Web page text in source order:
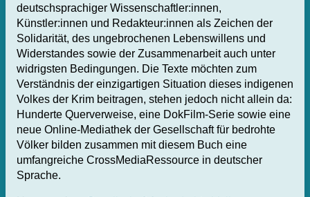
deutschsprachiger Wissenschaftler:innen,
Künstler:innen und Redakteur:innen als Zeichen der
Solidarität, des ungebrochenen Lebenswillens und
Widerstandes sowie der Zusammenarbeit auch unter
widrigsten Bedingungen. Die Texte möchten zum
Verständnis der einzigartigen Situation dieses indigenen
Volkes der Krim beitragen, stehen jedoch nicht allein da:
Hunderte Querverweise, eine DokFilm-Serie sowie eine
neue Online-Mediathek der Gesellschaft für bedrohte
Völker bilden zusammen mit diesem Buch eine
umfangreiche CrossMediaRessource in deutscher
Sprache.